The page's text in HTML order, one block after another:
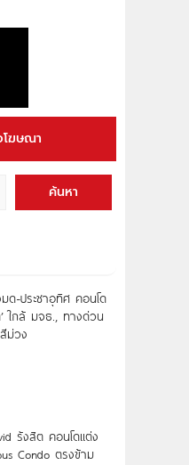
ฆษณา
ค้นหา
ด-ประชาอุทิศ คอนโด
ใกล้ มจธ., ทางด่วน
ม่วง
รังสิต คอนโดแต่ง
Condo ตรงข้าม